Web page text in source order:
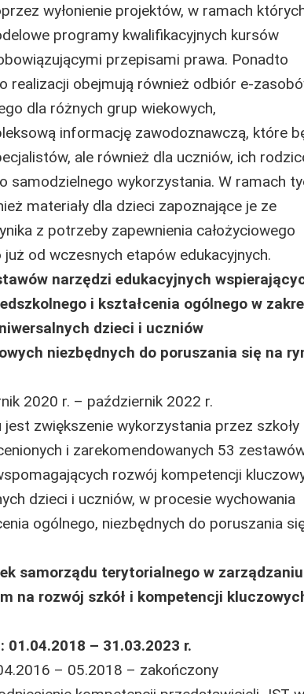
wyłonienie projektów, w ramach
programy kwalifikacyjnych kursów
przepisami prawa. Ponadto
realizacji obejmują również odbiór e-
dla różnych grup wiekowych,
informację zawodoznawczą, które
ale również dla uczniów, ich
samodzielnego wykorzystania. W ramach
materiały dla dzieci zapoznające je ze
z potrzeby zapewnienia całożyciowego
od wczesnych etapów edukacyjnych.
narzędzi edukacyjnych
i kształcenia ogólnego w
dzieci i uczniów
niezbędnych do poruszania się na
2020 r. – październik 2022 r.
jest zwiększenie wykorzystania przez szkoły
i zarekomendowanych 53
rozwój kompetencji
dzieci i uczniów, w procesie wychowania
ogólnego, niezbędnych do poruszania
samorządu terytorialnego w zarządzaniu
na rozwój szkół i kompetencji
01.04.2018 – 31.03.2023 r.
– 05.2018 – zakończony